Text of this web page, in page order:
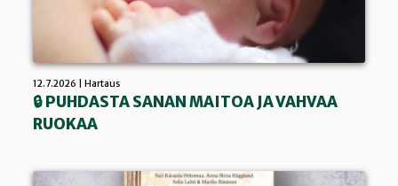
12.7.2026 |Hartaus
🔒 PUHDASTA SANAN MAITOA JA VAHVAA
RUOKAA